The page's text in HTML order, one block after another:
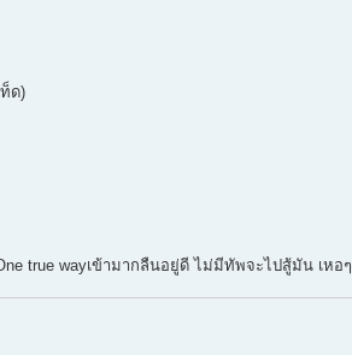
ด)
true wayเข้ามากลืนอยู่ดี ไม่มีทัพจะไปสู้มัน เหอๆ